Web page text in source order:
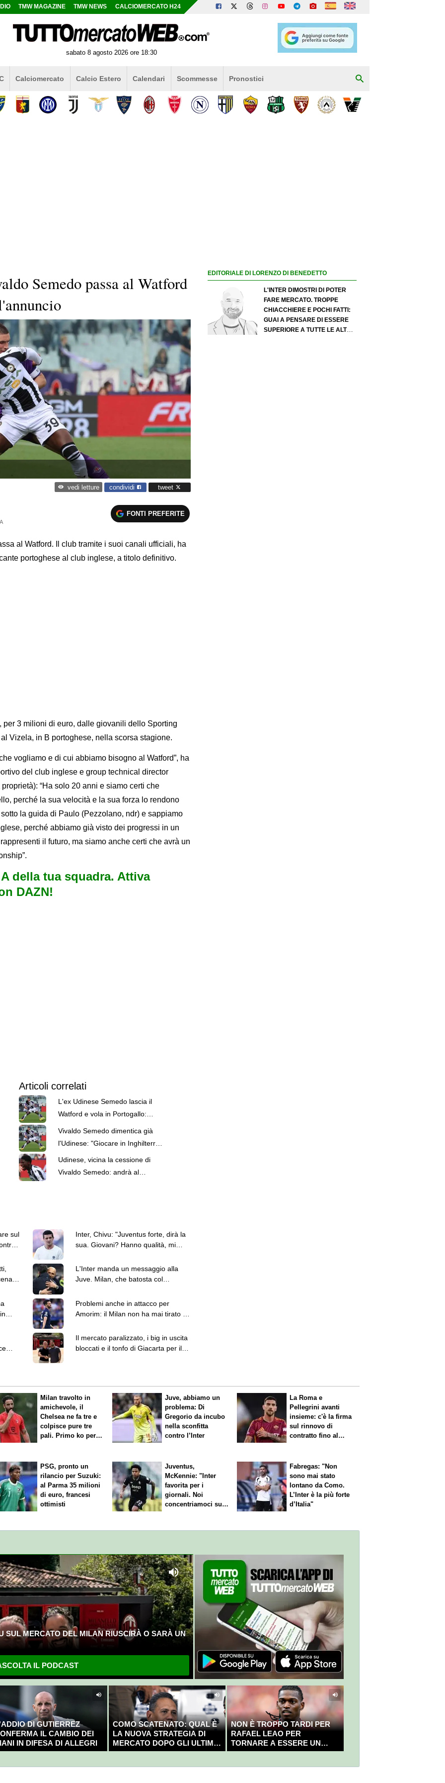
TMW MAGAZINE TMW NEWS CALCIOMERCATO H24
sabato 8 agosto 2026 ore 18:30
Calciomercato Calcio Estero Calendari Scommesse Pronostici
Semedo passa al Watford
vedi letture condividi tweet
FONTI PREFERITE
al Watford. Il club tramite i suoi canali ufficiali, ha
portoghese al club inglese, a titolo definitivo.
3 milioni di euro, dalle giovanili dello Sporting
Vizela, in B portoghese, nella scorsa stagione.
vogliamo e di cui abbiamo bisogno al Watford”, ha
del club inglese e group technical director
“Ha solo 20 anni e siamo certi che
perché la sua velocità e la sua forza lo rendono
la guida di Paulo (Pezzolano, ndr) e sappiamo
perché abbiamo già visto dei progressi in un
il futuro, ma siamo anche certi che avrà un
della tua squadra. Attiva
DAZN!
Articoli correlati
L'ex Udinese Semedo lascia il
Watford e vola in Portogallo:
Vivaldo Semedo dimentica già
l'Udinese: "Giocare in Inghilterra
era un mio sogno"
Udinese, vicina la cessione di
Vivaldo Semedo: andrà al
sul
il
Inter, Chivu: "Juventus forte, dirà la
sua. Giovani? Hanno qualità, mi
L'Inter manda un messaggio alla
Juve. Milan, che batosta col
Problemi anche in attacco per
Amorim: il Milan non ha mai tirato in
Il mercato paralizzato, i big in uscita
bloccati e il tonfo di Giacarta per il
EDITORIALE DI LORENZO DI BENEDETTO
L'INTER DIMOSTRI DI POTER
FARE MERCATO. TROPPE
CHIACCHIERE E POCHI FATTI:
GUAI A PENSARE DI ESSERE
SUPERIORE A TUTTE LE ALTRE
Milan travolto in
amichevole, il
Chelsea ne fa tre e
colpisce pure tre
pali. Primo ko per
Juve, abbiamo un
problema: Di
Gregorio da incubo
nella sconfitta
contro l’Inter
La Roma e
Pellegrini avanti
insieme: c'è la firma
sul rinnovo di
contratto fino al
PSG, pronto un
rilancio per Suzuki:
al Parma 35 milioni
di euro, francesi
ottimisti
Juventus,
McKennie: "Inter
favorita per i
giornali. Noi
concentriamoci sul
Fabregas: "Non
sono mai stato
lontano da Como.
L’Inter è la più forte
d’Italia"
SUL MERCATO DEL MILAN RIUSCIRÀ O SARÀ UN
IL PODCAST
DI GUTIERREZ
IL CAMBIO DEI
IN DIFESA DI ALLEGRI
COMO SCATENATO: QUAL È
LA NUOVA STRATEGIA DI
MERCATO DOPO GLI ULTIMI
COLPI?
NON È TROPPO TARDI PER
RAFAEL LEAO PER
TORNARE A ESSERE UN
CAMPIONE